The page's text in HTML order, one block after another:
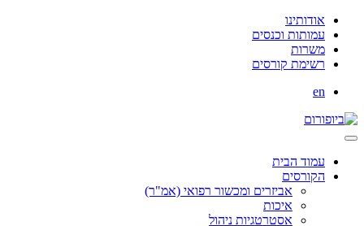
אודותינו
עמותות וכנסים
משרות
רשימת קורסים
en
עמוד הבית
הקורסים
אביזרים ומכשור רפואי (אמ"ר)
איכות
אסטרטגיות ניהול